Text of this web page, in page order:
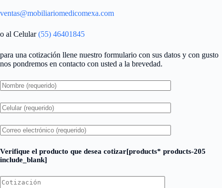
ventas@mobiliariomedicomexa.com
o al Celular(55) 46401845
para una cotización llene nuestro formulario con sus datos y con gusto
nos pondremos en contacto con usted a la brevedad.
Verifique el producto que desea cotizar[products* products-205
include_blank]